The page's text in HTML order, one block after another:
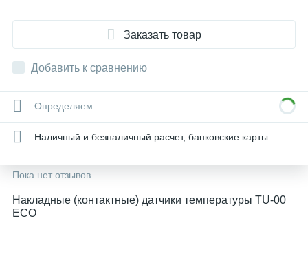
Заказать товар
Добавить к сравнению
Определяем...
Наличный и безналичный расчет, банковские карты
Пока нет отзывов
Накладные (контактные) датчики температуры TU-00
ECO